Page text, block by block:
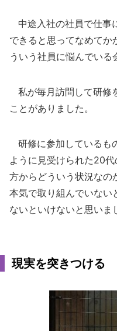
中途入社の社員で仕事
できると思ってなめてか
ういう社員に悩んでいる
私が毎月訪問して研修
ことがありました。
研修に参加しているも
ように見受けられた20
方からどういう状況なの
本気で取り組んでいない
ないといけないと思いま
現実を突きつける